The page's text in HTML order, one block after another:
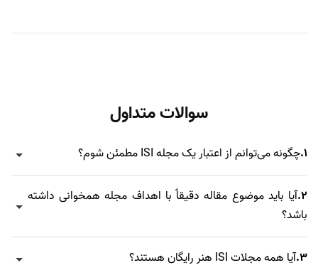
سوالات متداول
1.چگونه می‌توانم از اعتبار یک مجله ISI مطمئن شوم؟
2.آیا باید موضوع مقاله دقیقاً با اهداف مجله همخوانی داشته
باشد؟
3.آیا همه مجلات ISI هنر رایگان هستند؟